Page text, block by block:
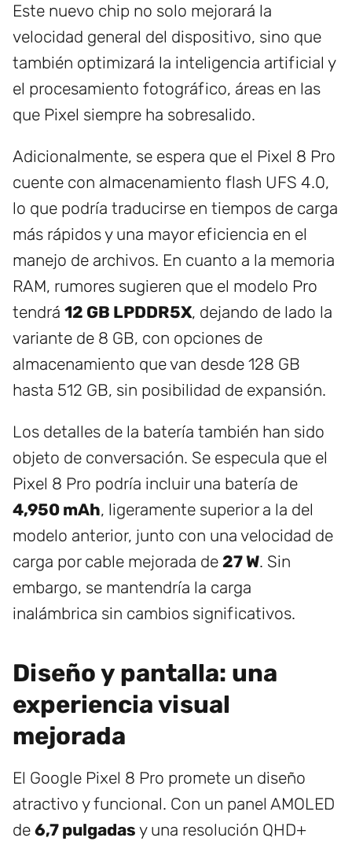
Este nuevo chip no solo mejorará la
velocidad general del dispositivo, sino que
también optimizará la inteligencia artificial y
el procesamiento fotográfico, áreas en las
que Pixel siempre ha sobresalido.
Adicionalmente, se espera que el Pixel 8 Pro
cuente con almacenamiento flash UFS 4.0,
lo que podría traducirse en tiempos de carga
más rápidos y una mayor eficiencia en el
manejo de archivos. En cuanto a la memoria
RAM, rumores sugieren que el modelo Pro
tendrá 12 GB LPDDR5X, dejando de lado la
variante de 8 GB, con opciones de
almacenamiento que van desde 128 GB
hasta 512 GB, sin posibilidad de expansión.
Los detalles de la batería también han sido
objeto de conversación. Se especula que el
Pixel 8 Pro podría incluir una batería de
4,950 mAh, ligeramente superior a la del
modelo anterior, junto con una velocidad de
carga por cable mejorada de 27 W. Sin
embargo, se mantendría la carga
inalámbrica sin cambios significativos.
Diseño y pantalla: una
experiencia visual
mejorada
El Google Pixel 8 Pro promete un diseño
atractivo y funcional. Con un panel AMOLED
de 6,7 pulgadas y una resolución QHD+